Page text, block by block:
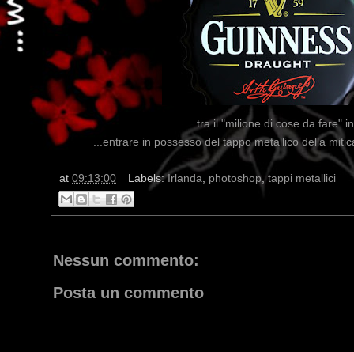
...tra il "milione di cose da fare"
...entrare in possesso del tappo metallico della
at 09:13:00 Labels:Irlanda, photoshop, tappi metallici
Nessun commento:
Posta un commento